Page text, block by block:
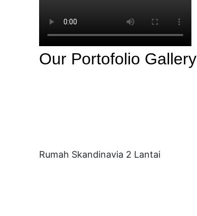
Our Portofolio Gallery
Rumah Skandinavia 2 Lantai